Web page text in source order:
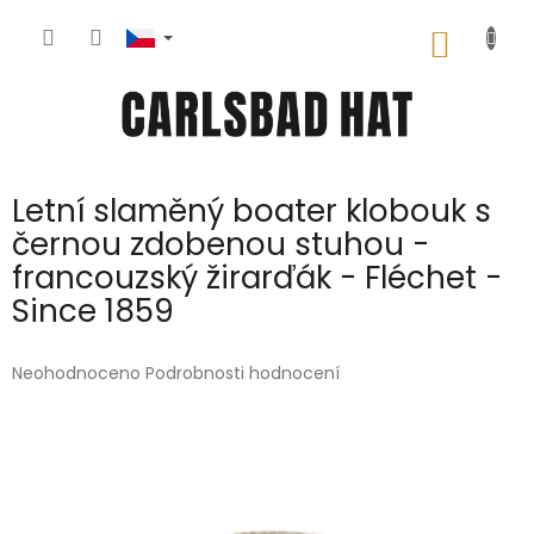
Letní slaměný boater klobouk s
černou zdobenou stuhou -
francouzský žirarďák - Fléchet -
Since 1859
Průměrné
Neohodnoceno Podrobnosti hodnocení